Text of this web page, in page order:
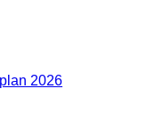
2026